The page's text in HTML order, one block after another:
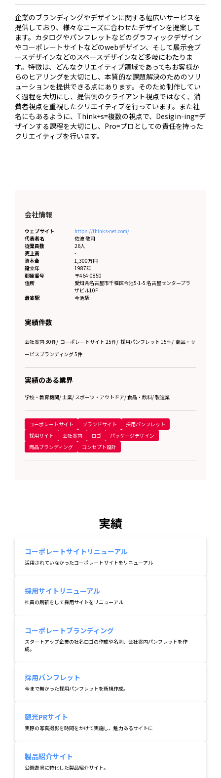
企業のブランディングやデザインに関する幅広いサービスを
提供しており、様々なニーズに合わせたデザインを提案して
ます。カタログやパンフレットなどのグラフィックデザイン
やコーポレートサイトなどのwebデザイン、そして展示会ブ
ースデザインなどのスペースデザインなど多岐にわたりま
す。特徴は、どんなクリエイティブ領域であってもお客様か
らのヒアリングを大切にし、本質的な課題解決のためのソリ
ューションを提供できる点にあります。そのため制作してい
く過程を大切にし、提供側のクライアント視点ではなく、消
費者視点を重視したクリエイティブを行っています。また社
名にもあるように、Think+s=複数の視点で、Desigin-ing=デ
ザインする課程を大切にし、Pro=プロとしての責任を持った
クリエイティブを行います。
会社情報
ウェブサイト
https://thinks-net.com/
代表者名
佐波 敬司
従業員数
26人
売上高
-
資本金
1,300万円
設立年
1987年
郵便番号
〒464-0850
住所
愛知県名古屋市千種区今池5-1-5 名古屋センタープラ
ザビル10F
最寄駅
今池駅
実績件数
会社案内 30件/ コーポレートサイト 25件/ 採用パンフレット 15件/ 商品・サ
ービスブランディング 5件
実績のある業界
学校・教育機関/士業/スポーツ・アウトドア/食品・飲料/製造業
コーポレートサイト ブランドサイト
採用パンフレット
採用サイト
会社案内 ロゴ
パッケージデザイン
商品ブランディング
コンセプト設計
実績
コーポレートサイトリニューアル
活用されていなかったコーポレートサイトをリニューアル
採用サイトリニューアル
社員の刷新をして採用サイトをリニューアル
コーポレートブランディング
スタートアップ企業の社名ロゴの作成や名刺、会社案内パンフレットを作
成。
採用パンフレット
今まで無かった採用パンフレットを新規作成。
観光PRサイト
実際の写真撮影を時間をかけて実施し、魅力あるサイトに
製品紹介サイト
公園遊具に特化した製品紹介サイト。